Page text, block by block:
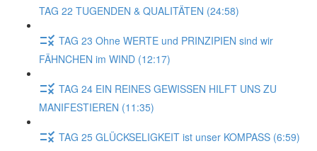
TAG 22 TUGENDEN & QUALITÄTEN (24:58)
TAG 23 Ohne WERTE und PRINZIPIEN sind wir
FÄHNCHEN im WIND (12:17)
TAG 24 EIN REINES GEWISSEN HILFT UNS ZU
MANIFESTIEREN (11:35)
TAG 25 GLÜCKSELIGKEIT ist unser KOMPASS (6:59)